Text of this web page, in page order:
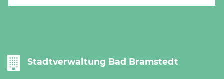
Stadtverwaltung Bad Bramstedt